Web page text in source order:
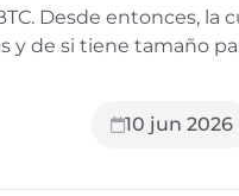
Desde entonces, la
y de si tiene tamaño
10 jun 2026